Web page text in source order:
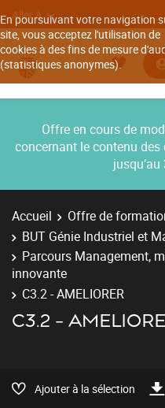
En poursuivant votre navigation
site, vous acceptez l'utilisation de
cookies à des fins de mesure
(statistiques anonymes).
Aller à
Offre en cours de
concernant le contenu
Accueil Offre de
BUT Génie Industriel et
Parcours Management,
innovante
C3.2 - AMELIORER
C3.2 -
Ajouter à la sélection